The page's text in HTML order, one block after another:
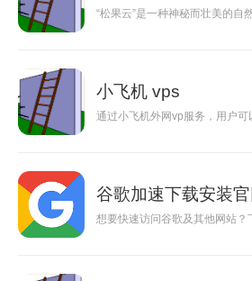
“松果云”是一种神秘而壮美的
小飞机 vps
通过小飞机外网vp服务，用户
谷歌加速下载安装官
想要快速访问谷歌及其他网站